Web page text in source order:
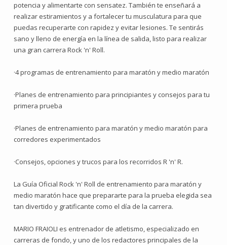
potencia y alimentarte con sensatez. También te enseñará a
realizar estiramientos y a fortalecer tu musculatura para que
puedas recuperarte con rapidez y evitar lesiones. Te sentirás
sano y lleno de energía en la línea de salida, listo para realizar
una gran carrera Rock 'n' Roll.
·4 programas de entrenamiento para maratón y medio maratón
·Planes de entrenamiento para principiantes y consejos para tu
primera prueba
·Planes de entrenamiento para maratón y medio maratón para
corredores experimentados
·Consejos, opciones y trucos para los recorridos R 'n' R.
La Guía Oficial Rock 'n' Roll de entrenamiento para maratón y
medio maratón hace que prepararte para la prueba elegida sea
tan divertido y gratificante como el día de la carrera.
MARIO FRAIOLI es entrenador de atletismo, especializado en
carreras de fondo, y uno de los redactores principales de la